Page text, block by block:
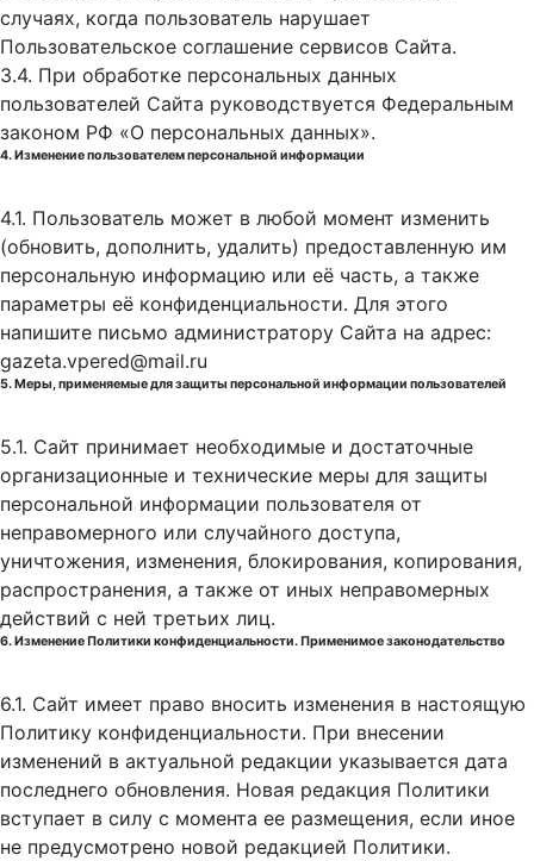
случаях, когда пользователь нарушает
Пользовательское соглашение сервисов Сайта.
3.4. При обработке персональных данных
пользователей Сайта руководствуется Федеральным
законом РФ «О персональных данных».
4. Изменение пользователем персональной информации
4.1. Пользователь может в любой момент изменить
(обновить, дополнить, удалить) предоставленную им
персональную информацию или её часть, а также
параметры её конфиденциальности. Для этого
напишите письмо администратору Сайта на адрес:
gazeta.vpered@mail.ru
5. Меры, применяемые для защиты персональной информации пользователей
5.1. Сайт принимает необходимые и достаточные
организационные и технические меры для защиты
персональной информации пользователя от
неправомерного или случайного доступа,
уничтожения, изменения, блокирования, копирования,
распространения, а также от иных неправомерных
действий с ней третьих лиц.
6. Изменение Политики конфиденциальности. Применимое законодательство
6.1. Сайт имеет право вносить изменения в настоящую
Политику конфиденциальности. При внесении
изменений в актуальной редакции указывается дата
последнего обновления. Новая редакция Политики
вступает в силу с момента ее размещения, если иное
не предусмотрено новой редакцией Политики.